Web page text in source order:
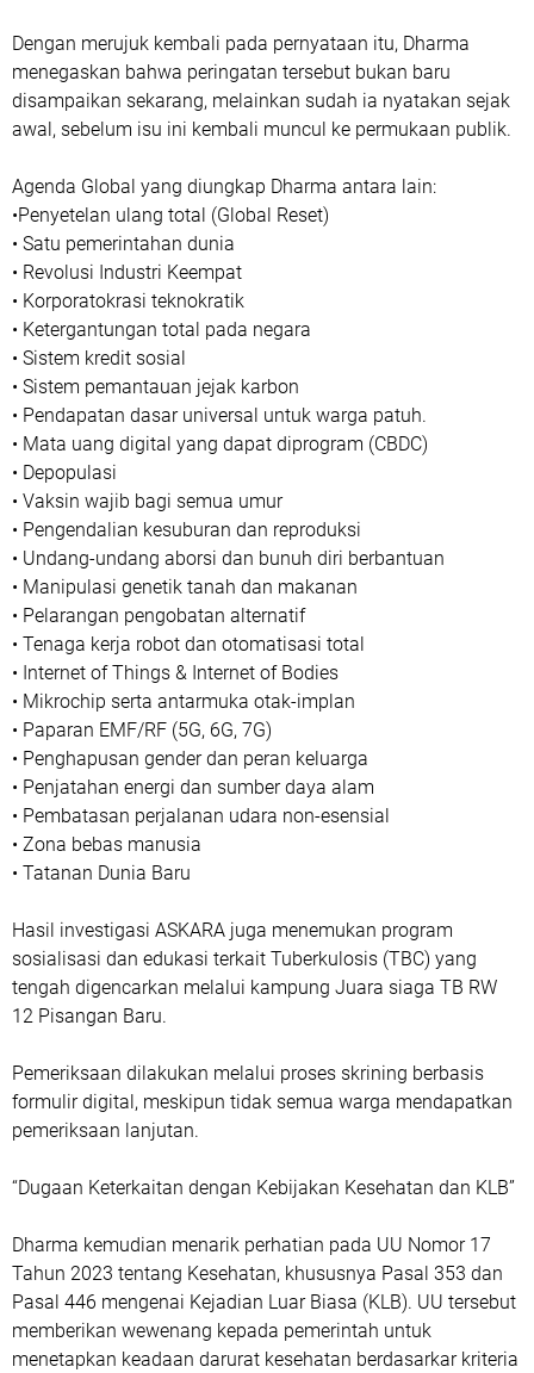
Dengan merujuk kembali pada pernyataan itu, Dharma
menegaskan bahwa peringatan tersebut bukan baru
disampaikan sekarang, melainkan sudah ia nyatakan sejak
awal, sebelum isu ini kembali muncul ke permukaan publik.
Agenda Global yang diungkap Dharma antara lain:
•Penyetelan ulang total (Global Reset)
• Satu pemerintahan dunia
• Revolusi Industri Keempat
• Korporatokrasi teknokratik
• Ketergantungan total pada negara
• Sistem kredit sosial
• Sistem pemantauan jejak karbon
• Pendapatan dasar universal untuk warga patuh.
• Mata uang digital yang dapat diprogram (CBDC)
• Depopulasi
• Vaksin wajib bagi semua umur
• Pengendalian kesuburan dan reproduksi
• Undang-undang aborsi dan bunuh diri berbantuan
• Manipulasi genetik tanah dan makanan
• Pelarangan pengobatan alternatif
• Tenaga kerja robot dan otomatisasi total
• Internet of Things & Internet of Bodies
• Mikrochip serta antarmuka otak-implan
• Paparan EMF/RF (5G, 6G, 7G)
• Penghapusan gender dan peran keluarga
• Penjatahan energi dan sumber daya alam
• Pembatasan perjalanan udara non-esensial
• Zona bebas manusia
• Tatanan Dunia Baru
Hasil investigasi ASKARA juga menemukan program
sosialisasi dan edukasi terkait Tuberkulosis (TBC) yang
tengah digencarkan melalui kampung Juara siaga TB RW
12 Pisangan Baru.
Pemeriksaan dilakukan melalui proses skrining berbasis
formulir digital, meskipun tidak semua warga mendapatkan
pemeriksaan lanjutan.
“Dugaan Keterkaitan dengan Kebijakan Kesehatan dan KLB”
Dharma kemudian menarik perhatian pada UU Nomor 17
Tahun 2023 tentang Kesehatan, khususnya Pasal 353 dan
Pasal 446 mengenai Kejadian Luar Biasa (KLB). UU tersebut
memberikan wewenang kepada pemerintah untuk
menetapkan keadaan darurat kesehatan berdasarkar kriteria